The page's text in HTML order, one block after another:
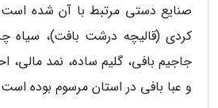
صنایع دستی مرتبط با آن شده است.
کردی (قالیچه درشت بافت)، سیاه
جاجیم بافی، گلیم ساده، نمد مالی،
و عبا بافی در استان مرسوم بوده